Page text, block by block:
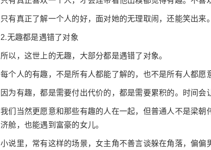
只有真正了解一个人的好，面对她的无理取闹，还能笑出来
2.无趣都是遇错了对象
所以，这世上的无趣，大部分都是遇错了对象。
每个人的有趣，不是所有人都能了解的，也不是所有人都愿
因为有趣，都是需要付出代价的，都是需要累积的。时间会
我们当然更愿意和那些有趣的人在一起，但普通人不是梁
济舱，也能遇到富豪的女儿。
小说里，常有这样的场景，女主角不善言谈躲在角落，偏偏